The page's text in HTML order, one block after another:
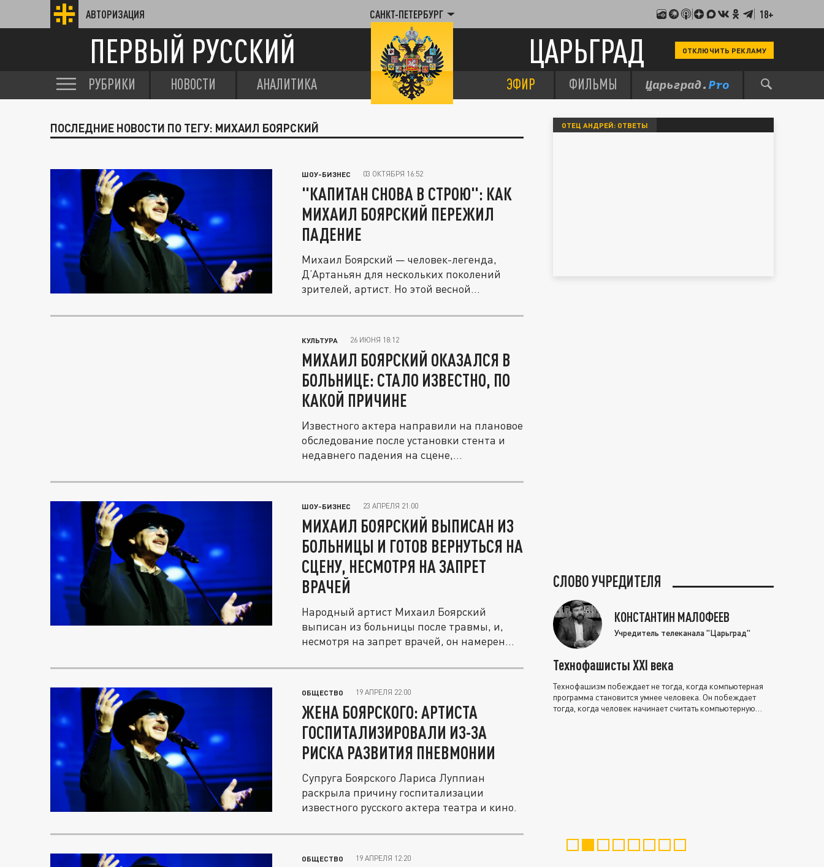
АВТОРИЗАЦИЯ САНКТ-ПЕТЕРБУРГ 18+
ПЕРВЫЙ РУССКИЙ ЦАРЬГРАД ОТКЛЮЧИТЬ РЕКЛАМУ
РУБРИКИ НОВОСТИ АНАЛИТИКА ЭФИР ФИЛЬМЫ
ПОСЛЕДНИЕ НОВОСТИ ПО ТЕГУ: МИХАИЛ БОЯРСКИЙ
ШОУ-БИЗНЕС 03 ОКТЯБРЯ 16:52
"КАПИТАН СНОВА В СТРОЮ": КАК
МИХАИЛ БОЯРСКИЙ ПЕРЕЖИЛ
ПАДЕНИЕ
Михаил Боярский — человек-легенда,
Д’Артаньян для нескольких поколений
зрителей, артист. Но этой весной...
КУЛЬТУРА 26 ИЮНЯ 18:12
МИХАИЛ БОЯРСКИЙ ОКАЗАЛСЯ В
БОЛЬНИЦЕ: СТАЛО ИЗВЕСТНО, ПО
КАКОЙ ПРИЧИНЕ
Известного актера направили на плановое
обследование после установки стента и
недавнего падения на сцене,...
ШОУ-БИЗНЕС 23 АПРЕЛЯ 21:00
МИХАИЛ БОЯРСКИЙ ВЫПИСАН ИЗ
БОЛЬНИЦЫ И ГОТОВ ВЕРНУТЬСЯ НА
СЦЕНУ, НЕСМОТРЯ НА ЗАПРЕТ
ВРАЧЕЙ
Народный артист Михаил Боярский
выписан из больницы после травмы, и,
несмотря на запрет врачей, он намерен...
ОБЩЕСТВО 19 АПРЕЛЯ 22:00
ЖЕНА БОЯРСКОГО: АРТИСТА
ГОСПИТАЛИЗИРОВАЛИ ИЗ-ЗА
РИСКА РАЗВИТИЯ ПНЕВМОНИИ
Супруга Боярского Лариса Луппиан
раскрыла причину госпитализации
известного русского актера театра и кино.
ОБЩЕСТВО 19 АПРЕЛЯ 12:20
ОТЕЦ АНДРЕЙ: ОТВЕТЫ
СЛОВО УЧРЕДИТЕЛЯ
КОНСТАНТИН МАЛОФЕЕВ
Учредитель телеканала "Царьград"
Технофашисты XXI века
Технофашизм побеждает не тогда, когда компьютерная
программа становится умнее человека. Он побеждает
тогда, когда человек начинает считать компьютерную